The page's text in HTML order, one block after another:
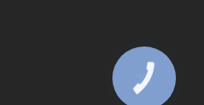
КНОПКА
ЗВ'ЯЗКУ